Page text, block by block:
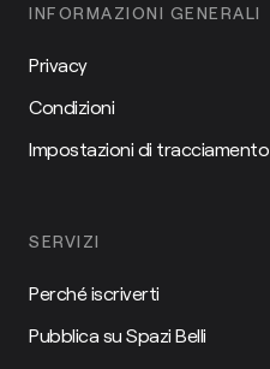
INFORMAZIONI GENERALI
Privacy
Condizioni
Impostazioni di tracciamento
SERVIZI
Perché iscriverti
Pubblica su Spazi Belli